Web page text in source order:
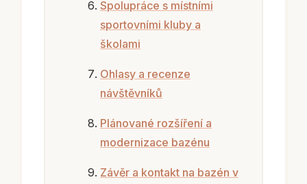
Spolupráce s místními
sportovními kluby a
školami
Ohlasy a recenze
návštěvníků
Plánované rozšíření a
modernizace bazénu
Závěr a kontakt na bazén v